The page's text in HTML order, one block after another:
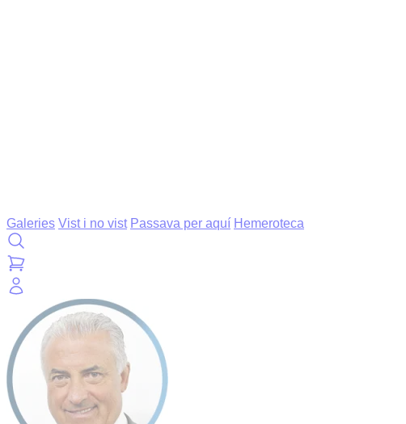
Galeries Vist i no vist Passava per aquí Hemeroteca